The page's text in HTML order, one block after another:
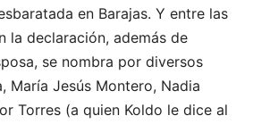
en Barajas. Y entre las
la declaración, además de
se nombra por diversos
María Jesús Montero, Nadia
Torres (a quien Koldo le dice al